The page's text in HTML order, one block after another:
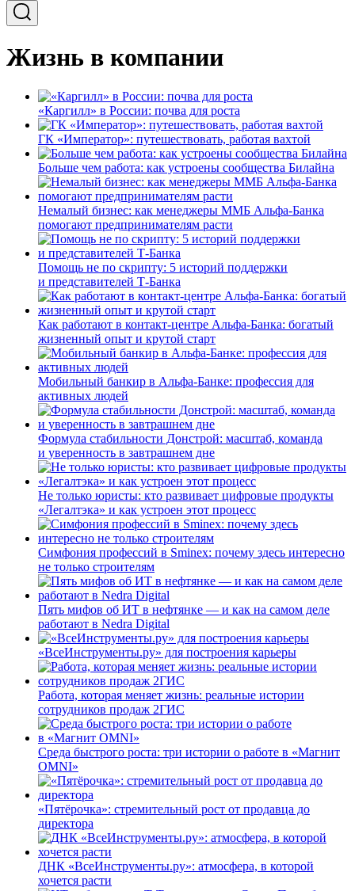
Жизнь в компании
«Каргилл» в России: почва для роста
ГК «Император»: путешествовать, работая вахтой
Больше чем работа: как устроены сообщества Билайна
Немалый бизнес: как менеджеры ММБ Альфа-Банка
помогают предпринимателям расти
Помощь не по скрипту: 5 историй поддержки
и представителей Т-Банка
Как работают в контакт-центре Альфа-Банка: богатый
жизненный опыт и крутой старт
Мобильный банкир в Альфа-Банке: профессия для
активных людей
Формула стабильности Донстрой: масштаб, команда
и уверенность в завтрашнем дне
Не только юристы: кто развивает цифровые продукты
«Легалтэка» и как устроен этот процесс
Симфония профессий в Sminex: почему здесь интересно
не только строителям
Пять мифов об ИТ в нефтянке — и как на самом деле
работают в Nedra Digital
«ВсеИнструменты.ру» для построения карьеры
Работа, которая меняет жизнь: реальные истории
сотрудников продаж 2ГИС
Среда быстрого роста: три истории о работе в «Магнит
OMNI»
«Пятёрочка»: стремительный рост от продавца до
директора
ДНК «ВсеИнструменты.ру»: атмосфера, в которой
хочется расти